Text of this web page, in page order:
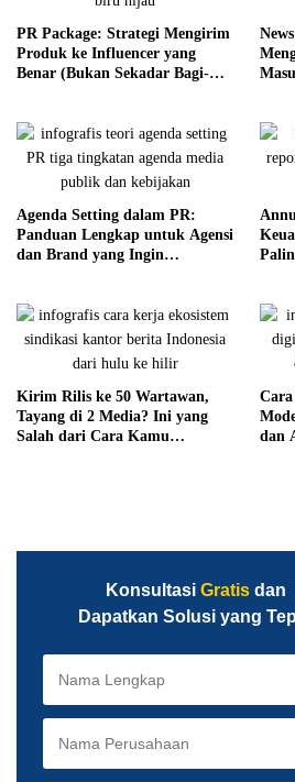
PR Package: Strategi Mengirim
Produk ke Influencer yang
Benar (Bukan Sekadar Bagi-
Agenda Setting dalam PR:
Panduan Lengkap untuk Agensi
dan Brand yang Ingin
Kirim Rilis ke 50 Wartawan,
Tayang di 2 Media? Ini yang
Salah dari Cara Kamu
dan
Konsultasi Gratisdan
Dapatkan Solusi yang